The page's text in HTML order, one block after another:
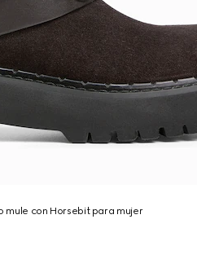
mule con Horsebit para mujer